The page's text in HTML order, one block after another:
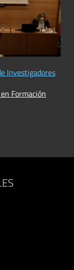
Investigadores
VI Foro de Investigadores en Formación